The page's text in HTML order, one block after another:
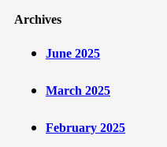
Archives
June 2025
March 2025
February 2025